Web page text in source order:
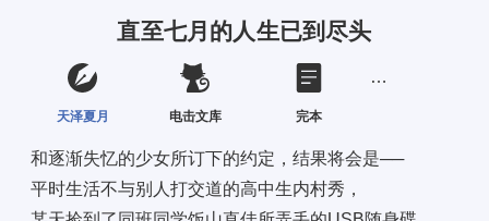
直至七月的人生已到尽头
天泽夏月 电击文库 完本
和逐渐失忆的少女所订下的约定，结果将会是──
平时生活不与别人打交道的高中生内村秀，